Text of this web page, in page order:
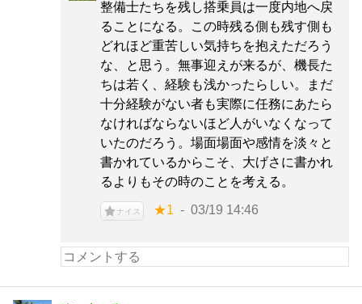
整備士たちを残し搭乗員は一度内地へ戻
ることになる。この時残る側も残す側も
どれほど重苦しい気持ちを抱えただろう
な、と思う。無事迎えが来るが、機長た
ちは若く、経験も浅かったらしい。まだ
十分経験がない者も実際に任務にあたら
なければならないほど人がいなくなって
いたのだろう。場面場面や感情を淡々と
書かれているからこそ、大げさに書かれ
るよりもその時のことを考える。
ナイス ★1 03/19 14:46